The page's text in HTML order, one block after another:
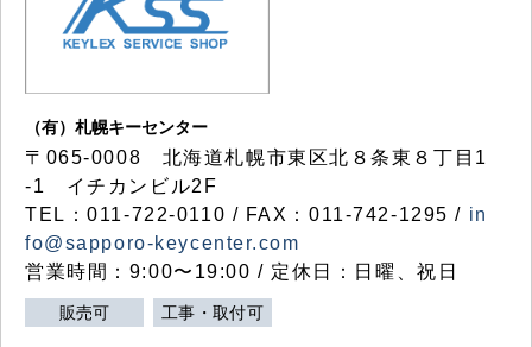
（有）札幌キーセンター
〒065-0008 北海道札幌市東区北８条東８丁目1
-1 イチカンビル2F
TEL：011-722-0110 / FAX：011-742-1295 / in
fo@sapporo-keycenter.com
営業時間：9:00〜19:00 / 定休日：日曜、祝日
販売可 工事・取付可